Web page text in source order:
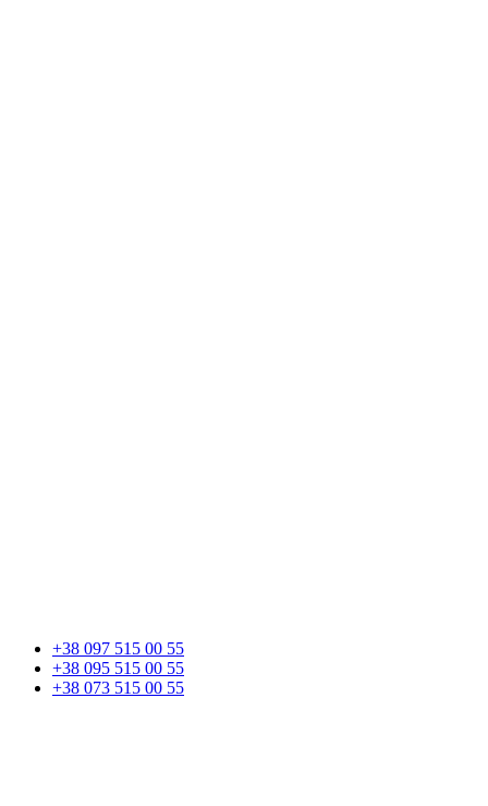
+38 097 515 00 55
+38 095 515 00 55
+38 073 515 00 55